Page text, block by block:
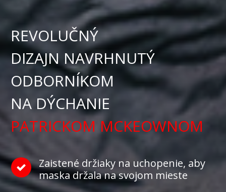
REVOLUČNÝ
DIZAJN NAVRHNUTÝ
ODBORNÍKOM
NA DÝCHANIE
PATRICKOM MCKEOWNOM
Zaistené držiaky na uchopenie, aby
maska držala na svojom mieste